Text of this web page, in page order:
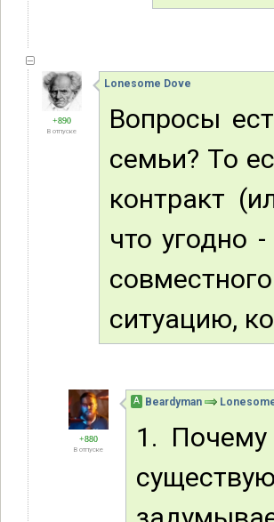
+890
В отпуске
Lonesome Dove
Вопросы
семьи? То
контракт
что угодно
ситуацию,
+880
В отпуске
А Beardyman
1.